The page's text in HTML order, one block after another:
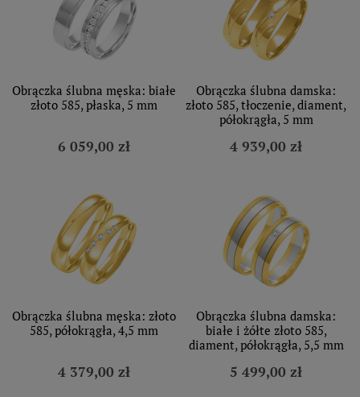
Obrączka ślubna męska: białe
złoto 585, płaska, 5 mm
6 059,00 zł
Obrączka ślubna damska:
złoto 585, tłoczenie, diament,
półokrągła, 5 mm
4 939,00 zł
Obrączka ślubna męska: złoto
585, półokrągła, 4,5 mm
4 379,00 zł
Obrączka ślubna damska:
białe i żółte złoto 585,
diament, półokrągła, 5,5 mm
5 499,00 zł